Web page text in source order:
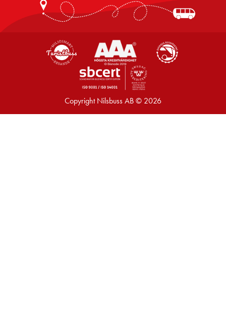
Copyright Nilsbuss AB © 2026